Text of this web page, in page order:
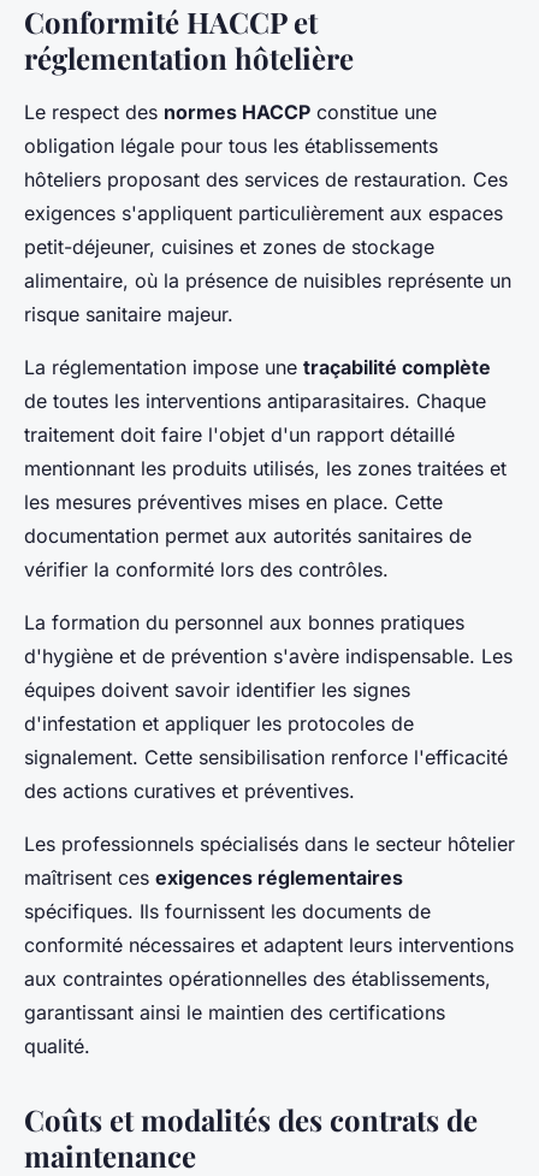
Conformité HACCP et
réglementation hôtelière
Le respect des normes HACCP constitue une
obligation légale pour tous les établissements
hôteliers proposant des services de restauration. Ces
exigences s'appliquent particulièrement aux espaces
petit-déjeuner, cuisines et zones de stockage
alimentaire, où la présence de nuisibles représente un
risque sanitaire majeur.
La réglementation impose une traçabilité complète
de toutes les interventions antiparasitaires. Chaque
traitement doit faire l'objet d'un rapport détaillé
mentionnant les produits utilisés, les zones traitées et
les mesures préventives mises en place. Cette
documentation permet aux autorités sanitaires de
vérifier la conformité lors des contrôles.
La formation du personnel aux bonnes pratiques
d'hygiène et de prévention s'avère indispensable. Les
équipes doivent savoir identifier les signes
d'infestation et appliquer les protocoles de
signalement. Cette sensibilisation renforce l'efficacité
des actions curatives et préventives.
Les professionnels spécialisés dans le secteur hôtelier
maîtrisent ces exigences réglementaires
spécifiques. Ils fournissent les documents de
conformité nécessaires et adaptent leurs interventions
aux contraintes opérationnelles des établissements,
garantissant ainsi le maintien des certifications
qualité.
Coûts et modalités des contrats de
maintenance